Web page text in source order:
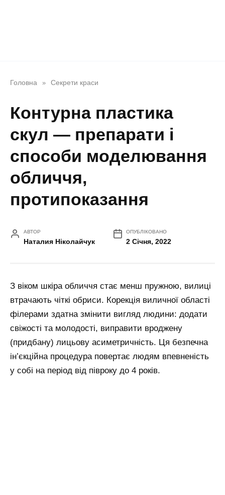
Головна » Секрети краси
Контурна пластика
скул — препарати і
способи моделювання
обличчя,
протипоказання
АВТОР
Наталия Ніколайчук
ОПУБЛІКОВАНО
2 Січня, 2022
З віком шкіра обличчя стає менш пружною, вилиці
втрачають чіткі обриси. Корекція виличної області
філерами здатна змінити вигляд людини: додати
свіжості та молодості, виправити вроджену
(придбану) лицьову асиметричність. Ця безпечна
ін’єкційна процедура повертає людям впевненість
у собі на період від півроку до 4 років.